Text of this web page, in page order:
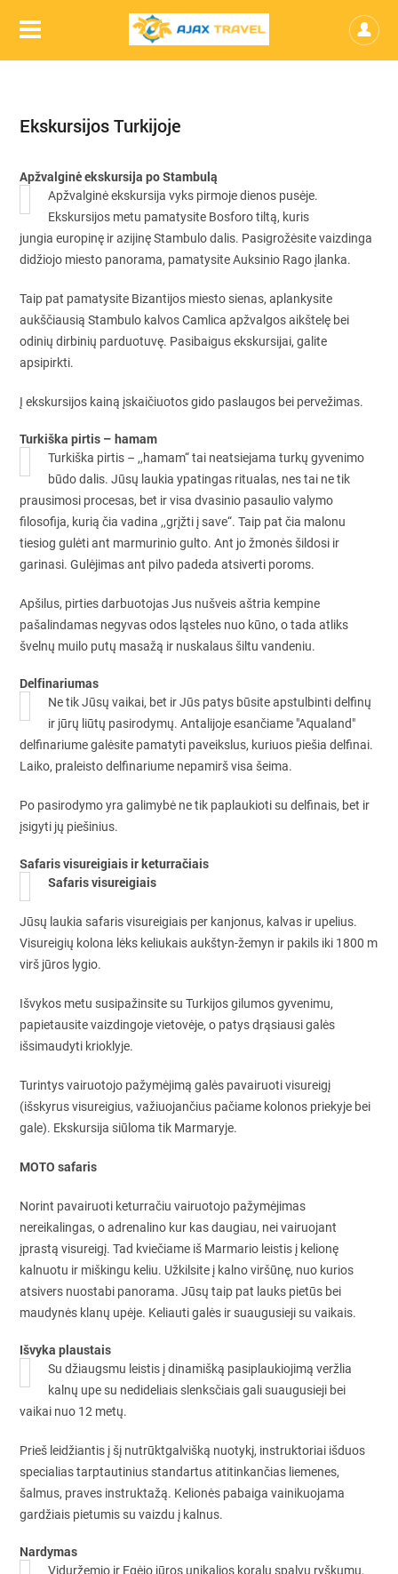
Ekskursijos Turkijoje
Apžvalginė ekskursija po Stambulą
Apžvalginė ekskursija vyks pirmoje dienos pusėje.
Ekskursijos metu pamatysite Bosforo tiltą, kuris
jungia europinę ir azijinę Stambulo dalis. Pasigrožėsite vaizdinga
didžiojo miesto panorama, pamatysite Auksinio Rago įlanka.
Taip pat pamatysite Bizantijos miesto sienas, aplankysite
aukščiausią Stambulo kalvos Camlica apžvalgos aikštelę bei
odinių dirbinių parduotuvę. Pasibaigus ekskursijai, galite
apsipirkti.
Į ekskursijos kainą įskaičiuotos gido paslaugos bei pervežimas.
Turkiška pirtis – hamam
Turkiška pirtis – ,,hamam“ tai neatsiejama turkų gyvenimo
būdo dalis. Jūsų laukia ypatingas ritualas, nes tai ne tik
prausimosi procesas, bet ir visa dvasinio pasaulio valymo
filosofija, kurią čia vadina ,,grįžti į save“. Taip pat čia malonu
tiesiog gulėti ant marmurinio gulto. Ant jo žmonės šildosi ir
garinasi. Gulėjimas ant pilvo padeda atsiverti poroms.
Apšilus, pirties darbuotojas Jus nušveis aštria kempine
pašalindamas negyvas odos ląsteles nuo kūno, o tada atliks
švelnų muilo putų masažą ir nuskalaus šiltu vandeniu.
Delfinariumas
Ne tik Jūsų vaikai, bet ir Jūs patys būsite apstulbinti delfinų
ir jūrų liūtų pasirodymų. Antalijoje esančiame "Aqualand"
delfinariume galėsite pamatyti paveikslus, kuriuos piešia delfinai.
Laiko, praleisto delfinariume nepamirš visa šeima.
Po pasirodymo yra galimybė ne tik paplaukioti su delfinais, bet ir
įsigyti jų piešinius.
Safaris visureigiais ir keturračiais
Safaris visureigiais
Jūsų laukia safaris visureigiais per kanjonus, kalvas ir upelius.
Visureigių kolona lėks keliukais aukštyn-žemyn ir pakils iki 1800 m
virš jūros lygio.
Išvykos metu susipažinsite su Turkijos gilumos gyvenimu,
papietausite vaizdingoje vietovėje, o patys drąsiausi galės
išsimaudyti krioklyje.
Turintys vairuotojo pažymėjimą galės pavairuoti visureigį
(išskyrus visureigius, važiuojančius pačiame kolonos priekyje bei
gale). Ekskursija siūloma tik Marmaryje.
MOTO safaris
Norint pavairuoti keturračiu vairuotojo pažymėjimas
nereikalingas, o adrenalino kur kas daugiau, nei vairuojant
įprastą visureigį. Tad kviečiame iš Marmario leistis į kelionę
kalnuotu ir miškingu keliu. Užkilsite į kalno viršūnę, nuo kurios
atsivers nuostabi panorama. Jūsų taip pat lauks pietūs bei
maudynės klanų upėje. Keliauti galės ir suaugusieji su vaikais.
Išvyka plaustais
Su džiaugsmu leistis į dinamišką pasiplaukiojimą veržlia
kalnų upe su nedideliais slenksčiais gali suaugusieji bei
vaikai nuo 12 metų.
Prieš leidžiantis į šį nutrūktgalvišką nuotykį, instruktoriai išduos
specialias tarptautinius standartus atitinkančias liemenes,
šalmus, praves instruktažą. Kelionės pabaiga vainikuojama
gardžiais pietumis su vaizdu į kalnus.
Nardymas
Viduržemio ir Egėjo jūros unikalios koralų spalvų ryškumu,